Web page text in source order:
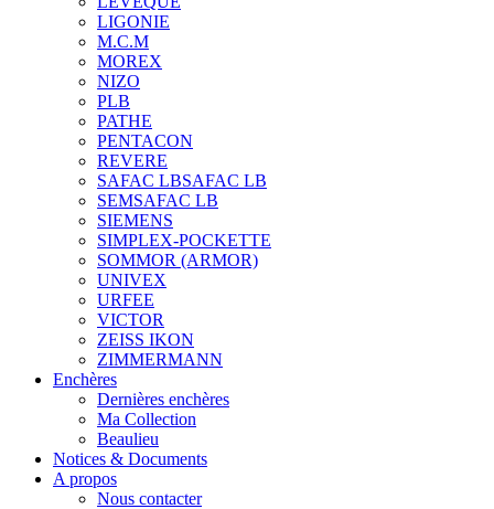
LIGONIE
M.C.M
MOREX
NIZO
PLB
PATHE
PENTACON
REVERE
SAFAC LBSAFAC LB
SEMSAFAC LB
SIEMENS
SIMPLEX-POCKETTE
SOMMOR (ARMOR)
UNIVEX
URFEE
VICTOR
ZEISS IKON
ZIMMERMANN
Enchères
Dernières enchères
Ma Collection
Beaulieu
Notices & Documents
A propos
Nous contacter